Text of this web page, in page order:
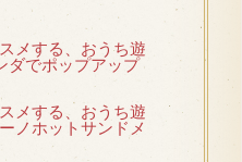
メする、おうち遊
でポップアップ
メする、おうち遊
ノホットサンドメ